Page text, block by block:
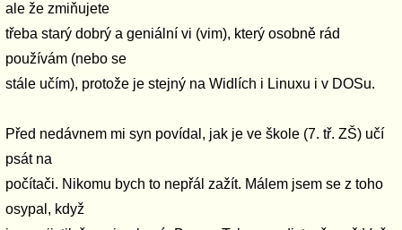
ale že zmiňujete
třeba starý dobrý a geniální vi (vim), který osobně rád
používám (nebo se
stále učím), protože je stejný na Widlích i Linuxu i v DOSu.
Před nedávnem mi syn povídal, jak je ve škole (7. tř. ZŠ) učí
psát na
počítači. Nikomu bych to nepřál zažít. Málem jsem se z toho
osypal, když